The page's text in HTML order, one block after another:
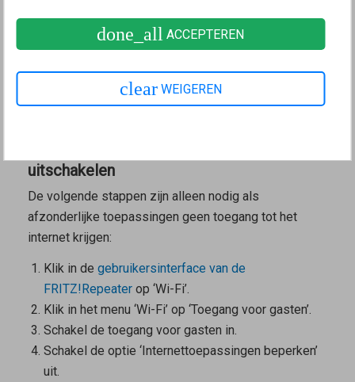
Open in een webbrowser een een HTTPS-pagina,
bijvoorbeeldhttps://fritz.com . De FRITZ!Repeater
Ga akkoord met de gebruiksvoorwaarden van de
uitschakelen
De volgende stappen zijn alleen nodig als
afzonderlijke toepassingen geen toegang tot het
internet krijgen:
Klik in de gebruikersinterface van de
FRITZ!Repeaterop ‘Wi-Fi’.
Klik in het menu ‘Wi-Fi’ op ‘Toegang voor gasten’.
Schakel de toegang voor gasten in.
Schakel de optie ‘Internettoepassingen beperken’
uit.
done_all ACCEPTEREN
clear WEIGEREN